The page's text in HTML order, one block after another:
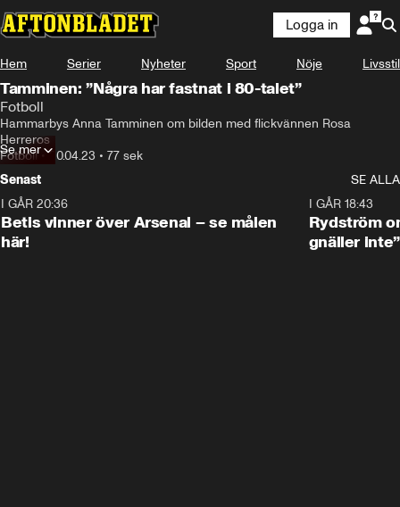
Logga in
Hem Serier Nyheter Sport Nöje Livsstil
Tamminen: ”Några har fastnat i 80-talet”
Fotboll
Hammarbys Anna Tamminen om bilden med flickvännen Rosa
Herreros
Fotboll•20.04.23 • 77 sek
Se mer
Senast
SE ALLA
I GÅR 20:36
Betis vinner över Arsenal – se målen
här!
I GÅR 18:43
Rydström
gnäller inte”